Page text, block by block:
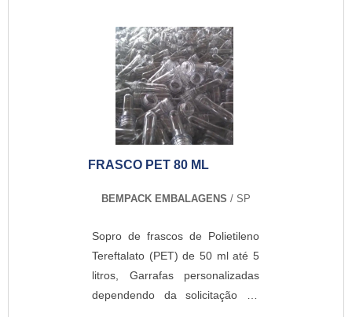
que o produto deve sempre ser
adquirido com empresas
especializadas no segmento.
Esse tipo de cuidado ajuda a
garantir a qualidade e
durabilidade dos materiais, além
substituições frequentes de
FRASCO PET 80 ML
BEMPACK EMBALAGENS / SP
Sopro de frascos de Polietileno
Tereftalato (PET) de 50 ml até 5
litros, Garrafas personalizadas
dependendo da solicitação do